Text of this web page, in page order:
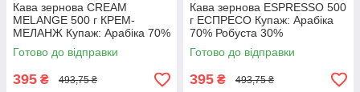
Кава зернова CREAM
MELANGE 500 г КРЕМ-
МЕЛАНЖ Купаж: Арабіка 70%
Робуста 30%
Свіжообсмажена кава в
Готово до відправки
395 ₴ 493,75 ₴
Кава зернова ESPRESSO 500
г ЕСПРЕСО Купаж: Арабіка
70% Робуста 30%
Свіжообсмажена кава в
зернах
Готово до відправки
395 ₴ 493,75 ₴